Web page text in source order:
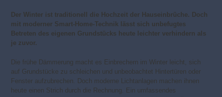
Der Winter ist traditionell die Hochzeit der Hauseinbrüche. Doch
mit moderner Smart-Home-Technik lässt sich unbefugtes
Betreten des eigenen Grundstücks heute leichter verhindern als
je zuvor.
Die frühe Dämmerung macht es Einbrechern im Winter leicht, sich
auf Grundstücke zu schleichen und unbeobachtet Hintertüren oder
Fenster aufzubrechen. Doch moderne Lichtanlagen machen ihnen
heute einen Strich durch die Rechnung. Ein umfassendes